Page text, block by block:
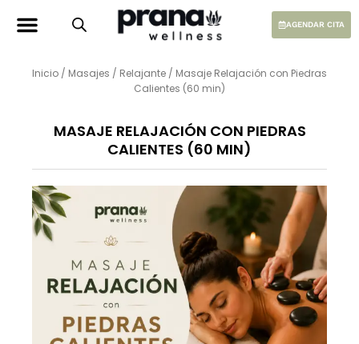
AGENDAR CITA
Inicio / Masajes / Relajante / Masaje Relajación con Piedras
Calientes (60 min)
MASAJE RELAJACIÓN CON PIEDRAS
CALIENTES (60 MIN)